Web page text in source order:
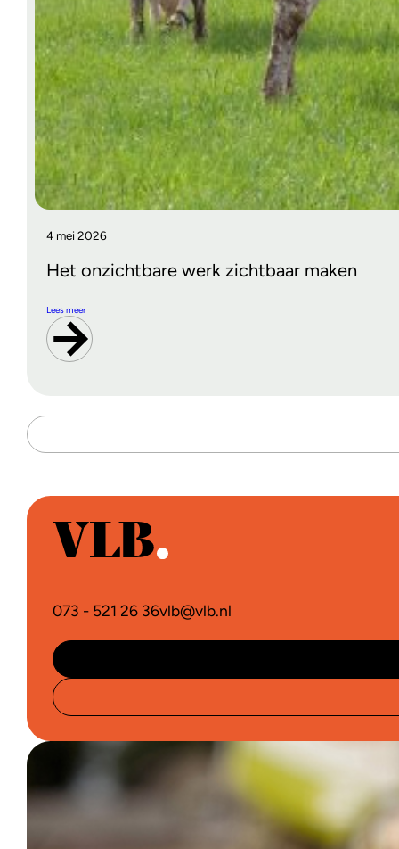
4 mei 2026
Het onzichtbare werk zichtbaar maken
Lees meer
073 - 521 26 36vlb@vlb.nl